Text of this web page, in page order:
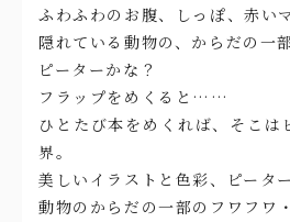
ふわふわのお腹、しっぽ、赤い
隠れている動物の、からだの一
ピーターかな？
フラップをめくると……
ひとたび本をめくれば、そこは
界。
美しいイラストと色彩、ピータ
動物のからだの一部のフワフワ